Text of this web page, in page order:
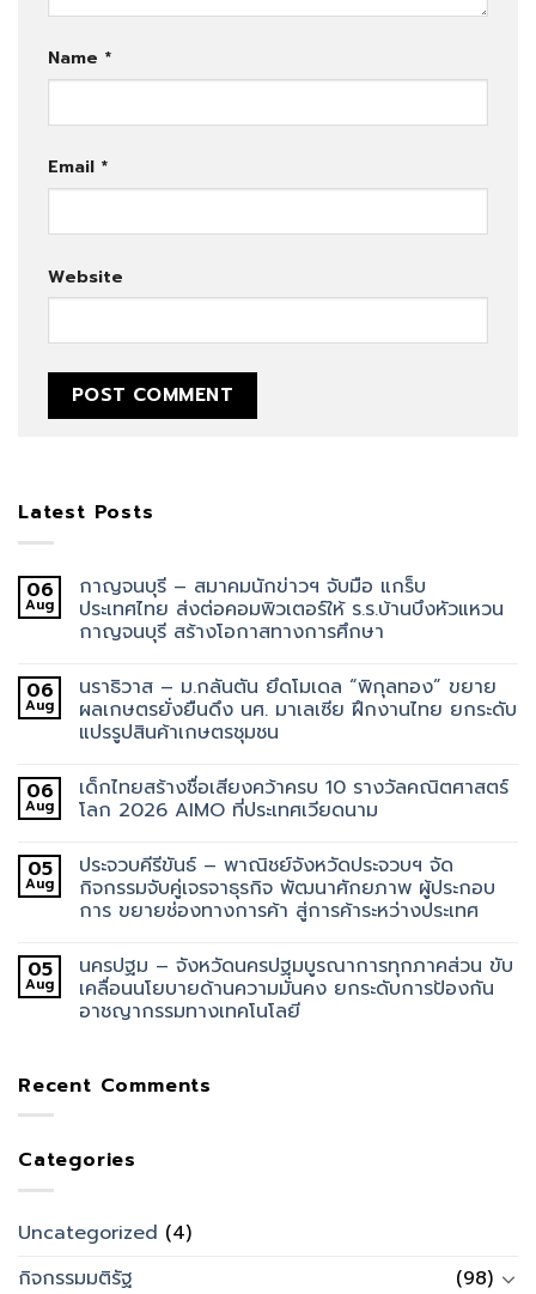
Name *
Email *
Website
Latest Posts
06
Aug
กาญจนบุรี – สมาคมนักข่าวฯ จับมือ แกร็บ
ประเทศไทย ส่งต่อคอมพิวเตอร์ให้ ร.ร.บ้านบึงหัวแหวน
กาญจนบุรี สร้างโอกาสทางการศึกษา
06
Aug
นราธิวาส – ม.กลันตัน ยึดโมเดล “พิกุลทอง” ขยาย
ผลเกษตรยั่งยืนดึง นศ. มาเลเซีย ฝึกงานไทย ยกระดับ
แปรรูปสินค้าเกษตรชุมชน
06
Aug
เด็กไทยสร้างชื่อเสียงคว้าครบ 10 รางวัลคณิตศาสตร์
โลก 2026 AIMO ที่ประเทศเวียดนาม
05
Aug
ประจวบคีรีขันธ์ – พาณิชย์จังหวัดประจวบฯ จัด
กิจกรรมจับคู่เจรจาธุรกิจ พัฒนาศักยภาพ ผู้ประกอบ
การ ขยายช่องทางการค้า สู่การค้าระหว่างประเทศ
05
Aug
นครปฐม – จังหวัดนครปฐมบูรณาการทุกภาคส่วน ขับ
เคลื่อนนโยบายด้านความมั่นคง ยกระดับการป้องกัน
อาชญากรรมทางเทคโนโลยี
Recent Comments
Categories
Uncategorized (4)
กิจกรรมมติรัฐ
(98)